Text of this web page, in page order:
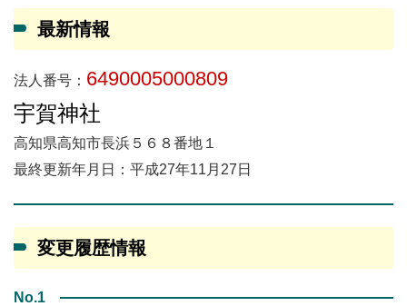
最新情報
法人番号： 6490005000809
宇賀神社
高知県高知市長浜５６８番地１
最終更新年月日：平成27年11月27日
変更履歴情報
No.1